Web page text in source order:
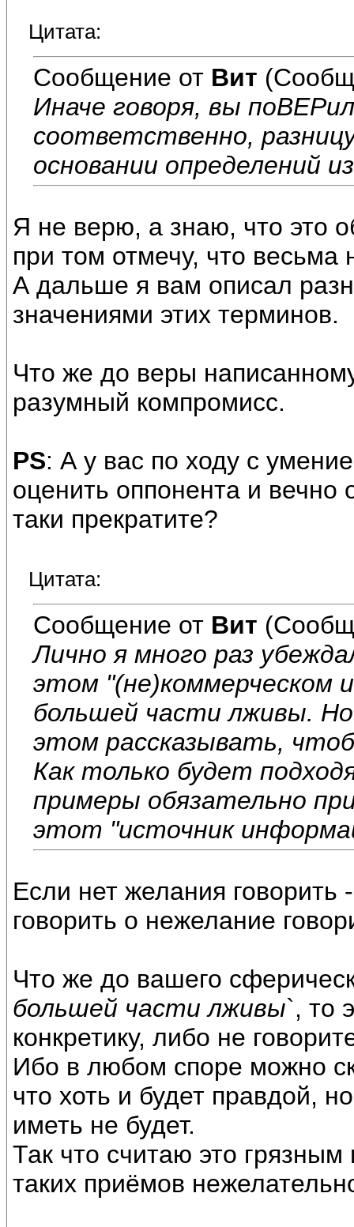
Цитата:
Сообщение от Вит
Иначе говоря, вы
соответственно,
основании определений
Я не верю, а знаю, что это
при том отмечу, что весьма
А дальше я вам описал
значениями этих терминов.
Что же до веры
разумный компромисс.
PS: А у вас по ходу с
оценить оппонента и
таки прекратите?
Цитата:
Сообщение от Вит
Лично я много раз
этом "(не)коммерческом
большей части лживы.
этом рассказывать,
Как только будет
примеры обязательно
этот "источник
Если нет желания
говорить о нежелание
Что же до вашего
большей части лживы`, то
конкретику, либо не
Ибо в любом споре можно
что хоть и будет правдой,
иметь не будет.
Так что считаю это
таких приёмов